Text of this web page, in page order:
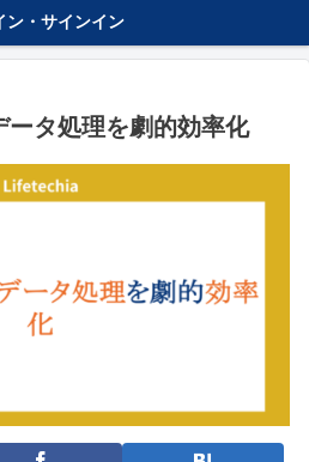
ン・サインイン
タ処理を劇的効率化